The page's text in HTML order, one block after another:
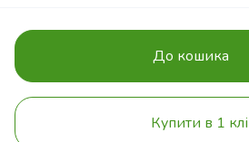
До кошика
Купити в 1